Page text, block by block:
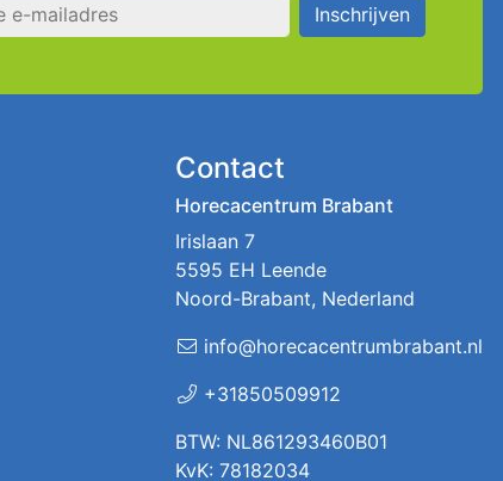
Inschrijven
Contact
Horecacentrum Brabant
Irislaan 7
5595 EH Leende
Noord-Brabant, Nederland
info@horecacentrumbrabant.nl
+31850509912
BTW: NL861293460B01
KvK: 78182034